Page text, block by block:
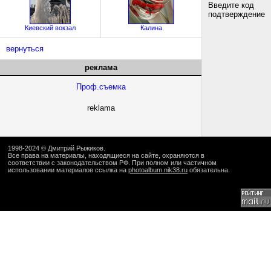
Киевский вокзал Калина
вернуться
реклама
Проф.съемка
reklama
Введите код
подтверждение
1998-2024 © Дмитрий Рыжиков
Все права на материалы, находящиеся на сайте, охраняются в
соответствии с законодательством РФ. При полном или частичном
использовании материалов ссылка на photoalbum.nik38.ru обязательна.